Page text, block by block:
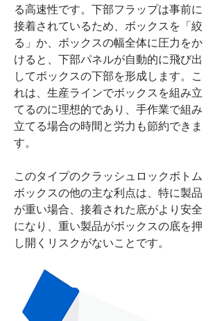
る高速性です。下部フラップは事前に
接着されているため、ボックスを「絞
る」か、ボックスの幅全体に圧力をか
けると、下部パネルが自動的に飛び出
してボックスの下部を形成します。こ
れは、生産ラインでボックスを組み立
てるのに理想的であり、手作業で組み
立てる場合の時間と労力も節約できま
す。
このタイプのクラッシュロックボトム
ボックスの他の主な利点は、特に製品
が重い場合、接着された底がより安全
になり、重い製品がボックスの底を押
し開くリスクがないことです。